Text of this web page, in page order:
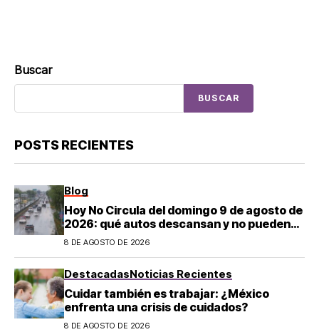
Buscar
BUSCAR
POSTS RECIENTES
Blog
Hoy No Circula del domingo 9 de agosto de
2026: qué autos descansan y no pueden
salir en CDMX y el Estado de México; estos
8 DE AGOSTO DE 2026
DestacadasNoticias Recientes
Cuidar también es trabajar: ¿México
enfrenta una crisis de cuidados?
8 DE AGOSTO DE 2026